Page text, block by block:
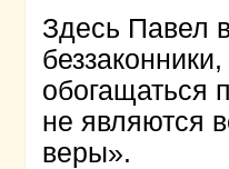
Здесь Павел
обогащаться
не являются
веры».